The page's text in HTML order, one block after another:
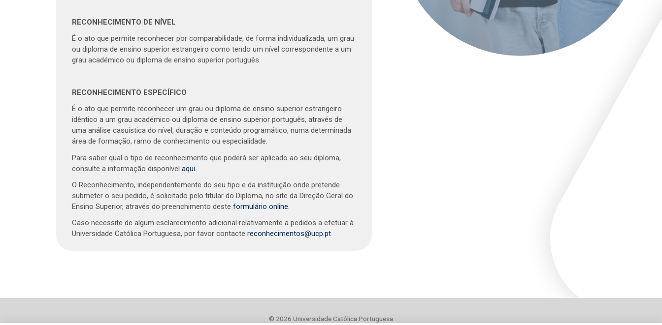
RECONHECIMENTO DE NÍVEL
É o ato que permite reconhecer por comparabilidade, de forma individualizada, um grau
ou diploma de ensino superior estrangeiro como tendo um nível correspondente a um
grau académico ou diploma de ensino superior português.
RECONHECIMENTO ESPECÍFICO
É o ato que permite reconhecer um grau ou diploma de ensino superior estrangeiro
idêntico a um grau académico ou diploma de ensino superior português, através de
uma análise casuística do nível, duração e conteúdo programático, numa determinada
área de formação, ramo de conhecimento ou especialidade.
Para saber qual o tipo de reconhecimento que poderá ser aplicado ao seu diploma,
consulte a informação disponível aqui.
O Reconhecimento, independentemente do seu tipo e da instituição onde pretende
submeter o seu pedido, é solicitado pelo titular do Diploma, no site da Direção Geral do
Ensino Superior, através do preenchimento deste formulário online.
Caso necessite de algum esclarecimento adicional relativamente a pedidos a efetuar à
Universidade Católica Portuguesa, por favor contacte reconhecimentos@ucp.pt
© 2026 Universidade Católica Portuguesa